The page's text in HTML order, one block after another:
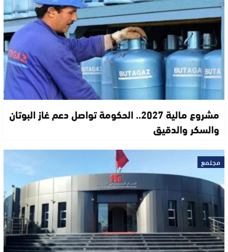
مشروع مالية 2027.. الحكومة تواصل دعم غاز البوتان
والسكر والدقيق
مجتمع